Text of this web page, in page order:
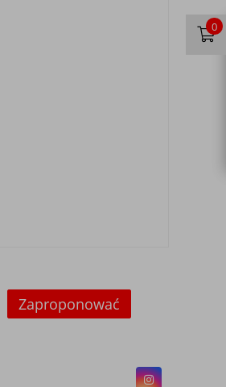
Zaproponować
0